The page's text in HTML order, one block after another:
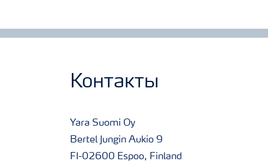
Контакты
Yara Suomi Oy
Bertel Jungin Aukio 9
FI-02600 Espoo, Finland